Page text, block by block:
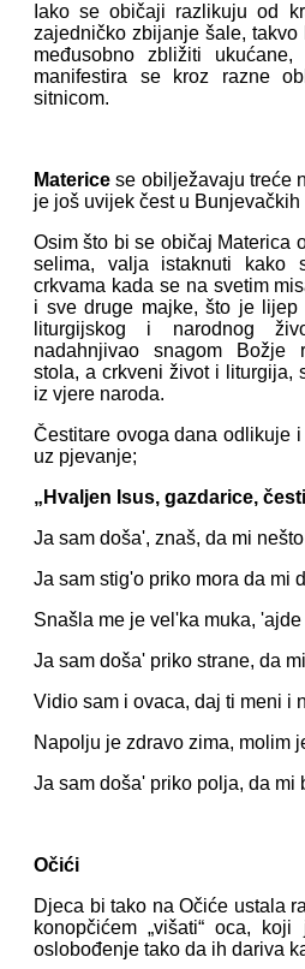
Iako se običaji razlikuju od
zajedničko zbijanje šale,
međusobno zbližiti
manifestira se kroz razne
sitnicom.
Matericese obilježavaju treće
je još uvijek čest u
Osim što bi se običaj Materica
selima, valja istaknuti kako
crkvama kada se na svetim
i sve druge majke, što je lijep
liturgijskog i narodnog
nadahnjivao snagom Božje
stola, a crkveni život i liturgija,
iz vjere naroda.
Čestitare ovoga dana odlikuje
uz pjevanje;
„Hvaljen Isus, gazdarice,
Ja sam doša', znaš, da mi
Ja sam stig'o priko mora da mi
Snašla me je vel'ka muka,
Ja sam doša' priko strane, da
Vidio sam i ovaca, daj ti meni i
Napolju je zdravo zima, molim
Ja sam doša' priko polja, da mi
Očići
Djeca bi tako na Očiće ustala
konopčićem „višati“ oca,
oslobođenje tako da ih dariva